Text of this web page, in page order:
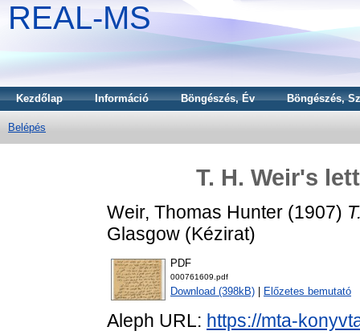
REAL-MS
Kezdőlap Információ Böngészés, Év Böngészés,
Belépés
T. H. Weir's
Weir, Thomas Hunter (1907)
Glasgow (Kézirat)
PDF
000761609.pdf
Download (398kB) Előzetes bemutató
Aleph URL: https://mta-